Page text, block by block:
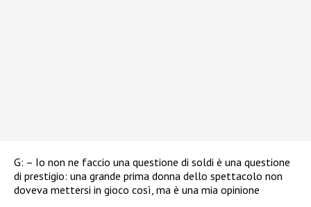
G: – Io non ne faccio una questione di soldi è una questione
di prestigio: una grande prima donna dello spettacolo non
doveva mettersi in gioco così, ma è una mia opinione